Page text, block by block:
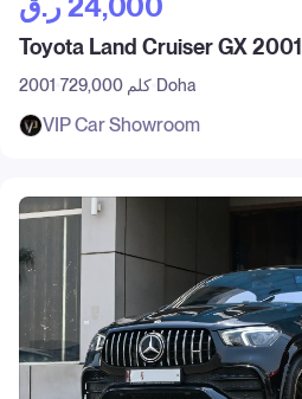
Toyota Land Cruiser GX 2001
2001 729,000 كلم Doha
VIP Car Showroom